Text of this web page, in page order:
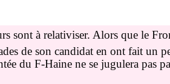
sont à relativiser. Alors que le
de son candidat en ont fait un
du F-Haine ne se jugulera pas